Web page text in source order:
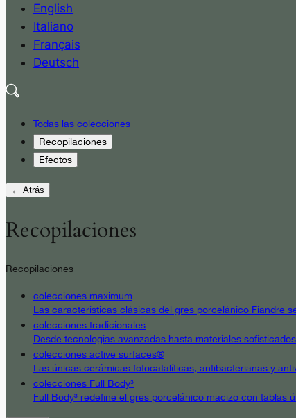
English
Italiano
Français
Deutsch
Todas las colecciones
Recopilaciones
Efectos
← Atrás
Recopilaciones
Recopilaciones
colecciones maximum
Las características clásicas del gres porcelánico Fiandre
colecciones tradicionales
Desde tecnologías avanzadas hasta materiales
colecciones active surfaces®
Las únicas cerámicas fotocatalíticas, antibacterianas y
colecciones Full Body³
Full Body³ redefine el gres porcelánico macizo con tablas